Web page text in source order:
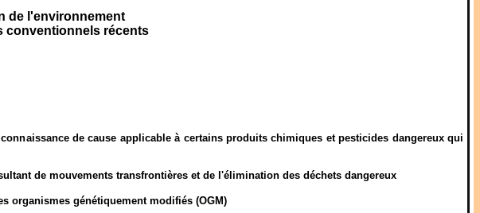
de l'environnement
conventionnels récents
de cause applicable à certains produits chimiques et pesticides dangereux qui
de mouvements transfrontières et de l'élimination des déchets dangereux
organismes génétiquement modifiés (OGM)